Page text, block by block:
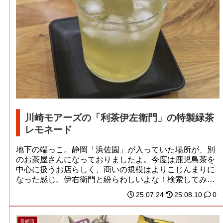
川崎モアーズの「利茶伊左衛門」の特製緑茶
レモネード
地下の端っこ。静岡「浜佐園」が入っていた場所が、別
のお茶屋さんになっておりましたよ。今度は鹿児島茶を
中心に扱うお店らしく、商いの規模はよりこじんまりに
なった感じ。伊右衛門と紛らわしいよな！検索してみ
25.07.24 25.08.10 0
長崎市